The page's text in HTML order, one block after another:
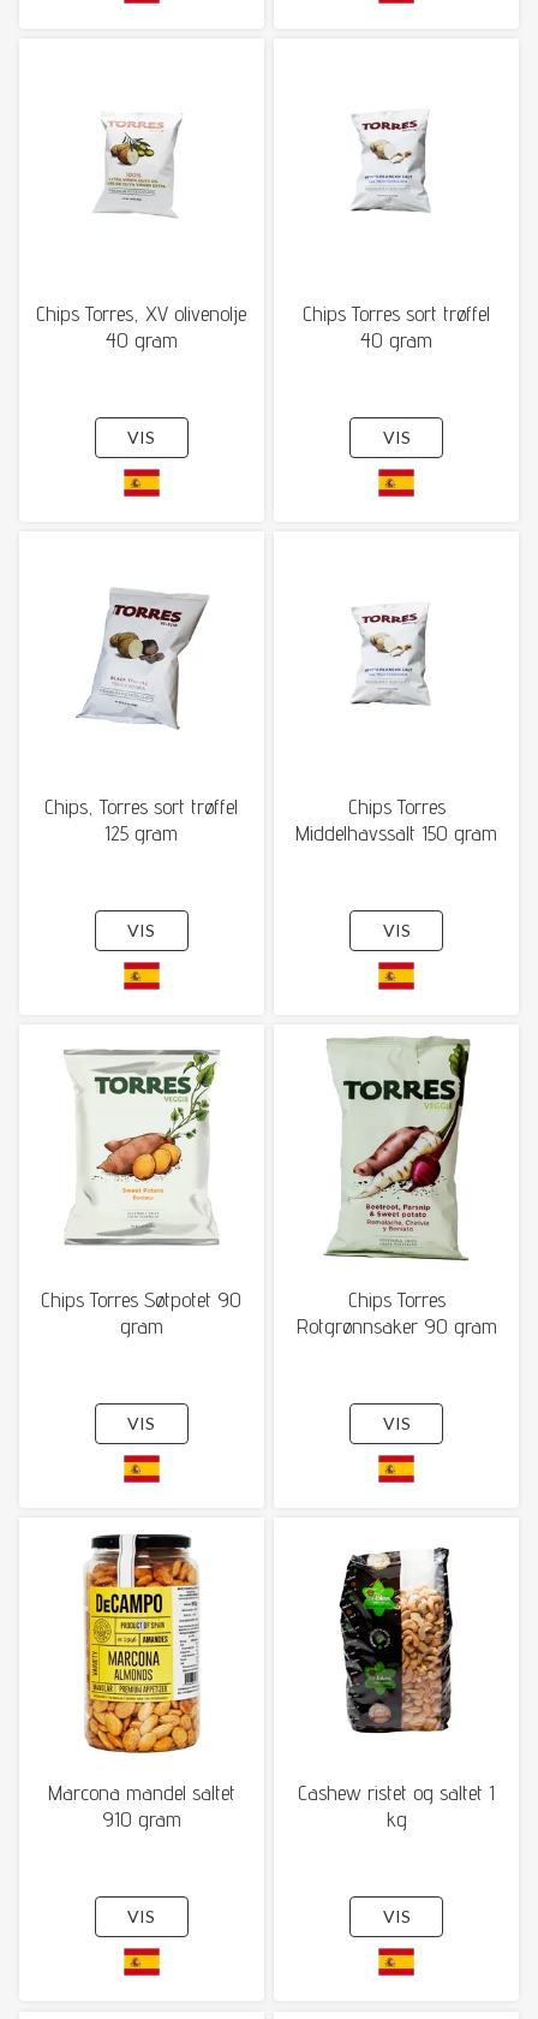
Chips Torres, XV olivenolje
40 gram
VIS
Chips Torres sort trøffel
40 gram
VIS
Chips, Torres sort trøffel
125 gram
VIS
Chips Torres
Middelhavssalt 150 gram
VIS
Chips Torres Søtpotet 90
gram
VIS
Chips Torres
Rotgrønnsaker 90 gram
VIS
Marcona mandel saltet
910 gram
VIS
Cashew ristet og saltet 1
kg
VIS